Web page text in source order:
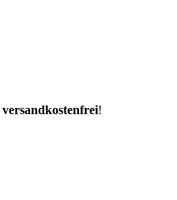
versandkostenfrei!